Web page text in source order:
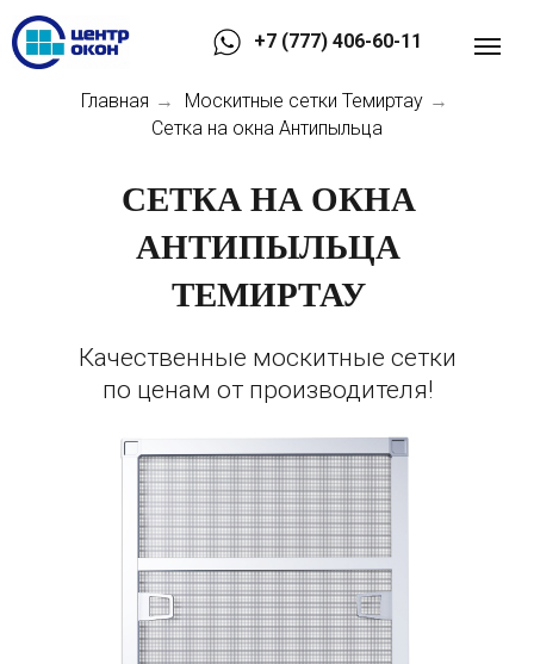
+7 (777) 406-60-11
Главная → Москитные сетки Темиртау →
Сетка на окна Антипыльца
Качественные москитные сетки
по ценам от производителя!
СЕТКА НА ОКНА
АНТИПЫЛЬЦА
ТЕМИРТАУ